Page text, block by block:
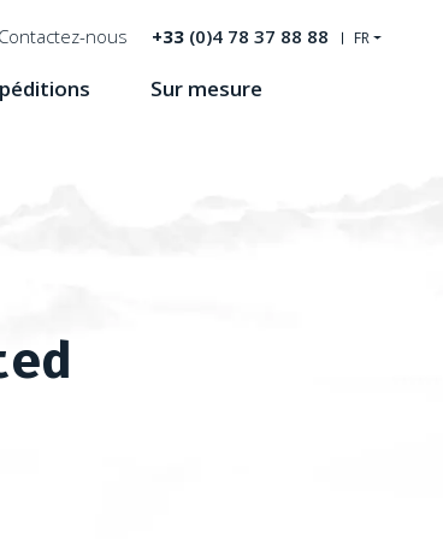
Contactez-nous +33(0)4 78 37 88 88 FR
Sur mesure